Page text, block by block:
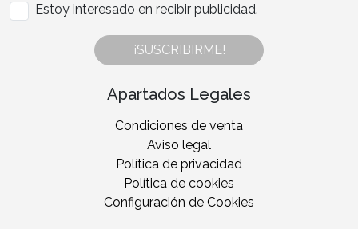
Estoy interesado en recibir publicidad.
¡SUSCRIBIRME!
Apartados Legales
Condiciones de venta
Aviso legal
Política de privacidad
Política de cookies
Configuración de Cookies